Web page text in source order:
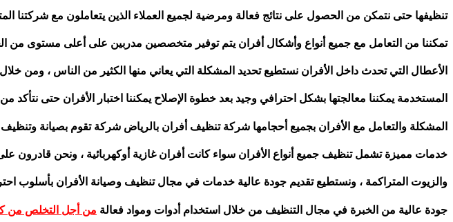
تنظيفها حتى نتمكن من الحصول على نتائج فعالة ومرضية لجميع العملاء الذين يتعاملون مع شركتنا
تمكننا من التعامل مع جميع أنواع وأشكال أفران يتم توفير متخصصين مدربين على أعلى مستوى من
الأعطال التي تحدث داخل الأفران نستطيع تحديد المشكلة التي يعاني منها الكثير من الناس ، ومن
المستخدمة يمكننا معالجتها بشكل احترافي وجيد بعد خطوة الإصلاح يمكننا اختبار الأفران حتى نتأكد
المشكلة والتعامل مع الأفران بجميع أحجامها شركة تنظيف أفران بالرياض شركة تقوم بصيانة وتنظيف
خدمات مميزة تشمل تنظيف جميع أنواع الأفران سواء كانت أفران غازية أوكهربائية ، ونحن قادرون
والزيوت المتراكمة ، ونستطيع تقديم جودة عالية خدمات في مجال تنظيف وصيانة الأفران بأسلوب
جودة عالية من الخبرة في مجال التنظيف من خلال استخدام أدوات ومواد فعالة من أجل التخلص من كل